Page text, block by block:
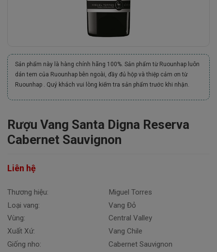
Sản phẩm này là hàng chính hãng 100%. Sản phẩm từ Ruounhap luôn
dán tem của Ruounhap bên ngoài, đầy đủ hộp và thiệp cảm ơn từ
Ruounhap . Quý khách vui lòng kiểm tra sản phẩm trước khi nhận.
Rượu Vang Santa Digna Reserva
Cabernet Sauvignon
Liên hệ
Thương hiệu:
Loại vang:
Vùng:
Xuất Xứ:
Giống nho:
Miguel Torres
Vang Đỏ
Central Valley
Vang Chile
Cabernet Sauvignon